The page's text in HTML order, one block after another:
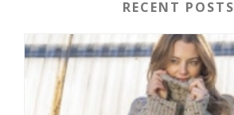
RECENT POSTS